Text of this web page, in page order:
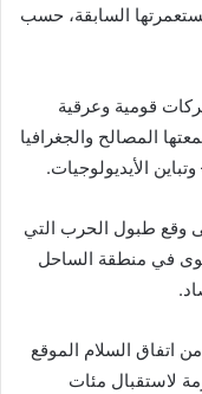
السابقة، حسب
قومية وعرقية
المصالح والجغرافيا
الأيديولوجيات.
وقع طبول الحرب التي
في منطقة الساحل
اتفاق السلام الموقع
الأحزمة لاستقبال مئات